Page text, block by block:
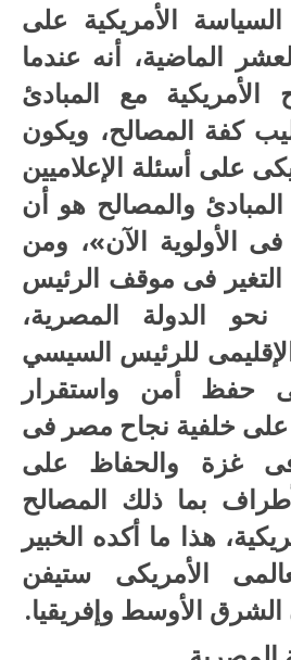
الأمريكية على
الماضية، أنه عندما
مع المبادئ
كفة المصالح، ويكون
على أسئلة الإعلاميين
والمصالح هو أن
الأولوية الآن»، ومن
فى موقف الرئيس
نحو الدولة المصرية،
للرئيس السيسي
حفظ أمن واستقرار
خلفية نجاح مصر فى
غزة والحفاظ على
بما ذلك المصالح
هذا ما أكده الخبير
الأمريكى ستيفن
الأوسط وإفريقيا.